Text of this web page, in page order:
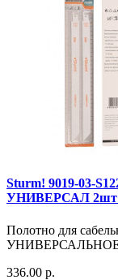
Sturm! 9019-03-
УНИВЕРСАЛ 2шт
Полотно для
УНИВЕРСАЛЬНОЕ,
336.00 р.